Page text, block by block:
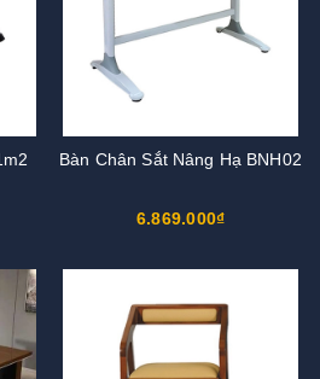
Bàn Chân Sắt Nâng Hạ BNH02
6.869.000₫